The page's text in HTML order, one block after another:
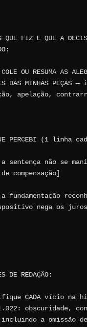
QUE FIZ E QUE A
OU RESUMA AS
DAS MINHAS
apelação,
PERCEBI (1 linha
sentença não se
compensação]
nega os
DE REDAÇÃO:
CADA vício na
obscuridade,
a omissão